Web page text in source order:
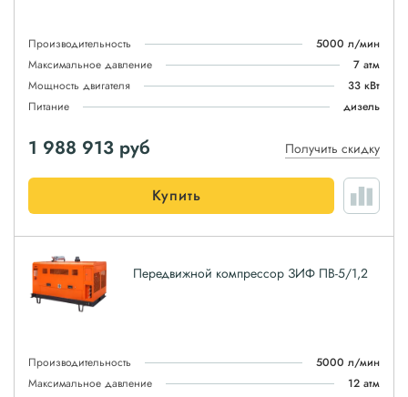
Производительность
5000 л/мин
Максимальное давление
7 атм
Мощность двигателя
33 кВт
Питание
дизель
1 988 913 руб Получить скидку
Купить
Передвижной компрессор ЗИФ ПВ-5/1,2
Производительность
5000 л/мин
Максимальное давление
12 атм